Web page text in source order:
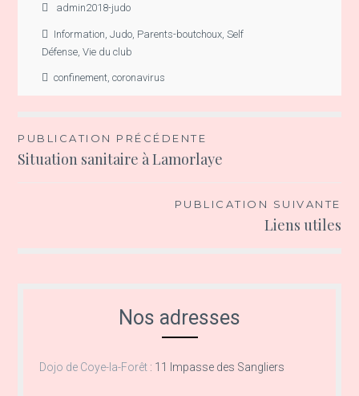
admin2018-judo
Information ,Judo Parents-boutchoux ,Self
Défense ,Vie du club
confinement,coronavirus
Navigation
de
PUBLICATION PRÉCÉDENTE
Situation sanitaire à Lamorlaye
PUBLICATION SUIVANTE
Liens utiles
Nos adresses
Dojo de Coye-la-Forêt : 11 Impasse des Sangliers